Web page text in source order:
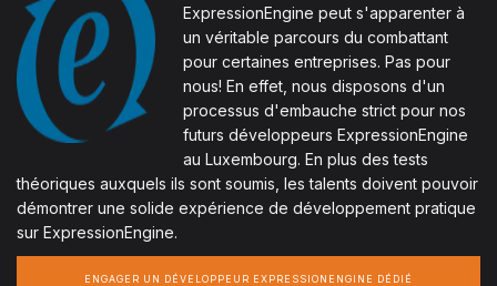
ExpressionEngine peut s'apparenter à
un véritable parcours du combattant
pour certaines entreprises. Pas pour
nous! En effet, nous disposons d'un
processus d'embauche strict pour nos
futurs développeurs ExpressionEngine
au Luxembourg. En plus des tests
théoriques auxquels ils sont soumis, les talents doivent pouvoir
démontrer une solide expérience de développement pratique
sur ExpressionEngine.
ENGAGER UN DÉVELOPPEUR EXPRESSIONENGINE DÉDIÉ